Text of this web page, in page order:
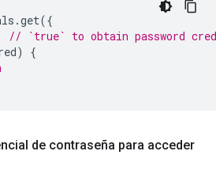
.get({
// `true` to obtain password
)
{
de contraseña para acceder